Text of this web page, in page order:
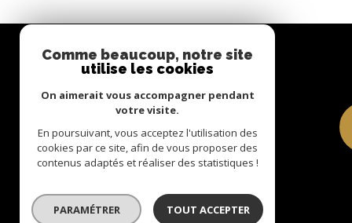
Se Connecter
espace propriétaire
Syndic/Gérance
Comme beaucoup, notre site
utilise les cookies
On aimerait vous accompagner pendant
votre visite.
En poursuivant, vous acceptez l'utilisation des
cookies par ce site, afin de vous proposer des
contenus adaptés et réaliser des statistiques !
PARAMÉTRER TOUT ACCEPTER